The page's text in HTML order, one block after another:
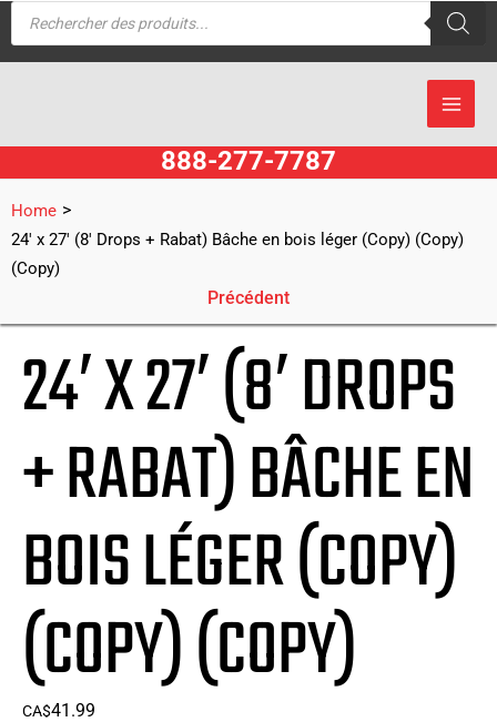
Aller
au
Recherche
888-277-7787
Home >
24′ x 27′ (8′ Drops + Rabat) Bâche en bois léger (Copy) (Copy)
(Copy)
Précédent
24′ X 27′ (8′ DROPS
+ RABAT) BÂCHE EN
BOIS LÉGER (COPY)
(COPY) (COPY)
CA$41.99